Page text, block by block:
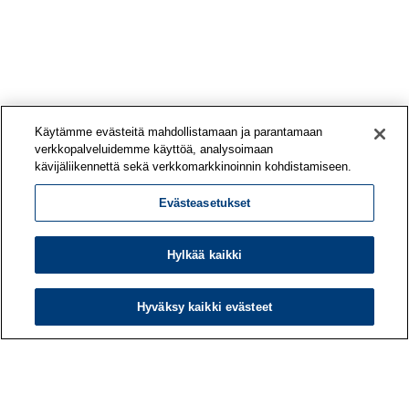
Käytämme evästeitä mahdollistamaan ja parantamaan
verkkopalveluidemme käyttöä, analysoimaan
kävijäliikennettä sekä verkkomarkkinoinnin kohdistamiseen.
Evästeasetukset
Hylkää kaikki
Hyväksy kaikki evästeet